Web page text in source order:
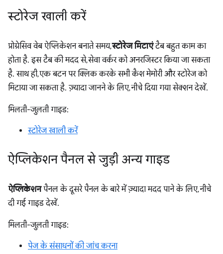
स्टोरेज खाली करें
प्रोग्रेसिव वेब ऐप्लिकेशन बनाते समय,स्टोरेज मिटाएंटैब बहुत काम का
होता है. इस टैब की मदद से, सेवा वर्कर को अनरजिस्टर किया जा सकता
है. साथ ही, एक बटन पर क्लिक करके सभी कैश मेमोरी और स्टोरेज को
मिटाया जा सकता है. ज़्यादा जानने के लिए, नीचे दिया गया सेक्शन देखें.
मिलती-जुलती गाइड:
स्टोरेज खाली करें
ऐप्लिकेशन पैनल से जुड़ी अन्य गाइड
ऐप्लिकेशनपैनल के दूसरे पैनल के बारे में ज़्यादा मदद पाने के लिए, नीचे
दी गई गाइड देखें.
मिलती-जुलती गाइड:
पेज के संसाधनों की जांच करना